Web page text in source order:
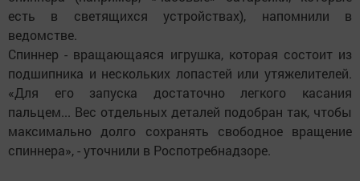
есть в светящихся устройствах), напомнили в
ведомстве.
Спиннер - вращающаяся игрушка, которая состоит из
подшипника и нескольких лопастей или утяжелителей.
«Для его запуска достаточно легкого касания
пальцем... Вес отдельных деталей подобран так, чтобы
максимально долго сохранять свободное вращение
спиннера», - уточнили в Роспотребнадзоре.